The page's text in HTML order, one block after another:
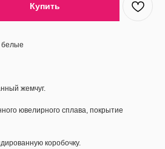
Купить
белые
жемчуг.
ювелирного сплава, покрытие
коробочку.